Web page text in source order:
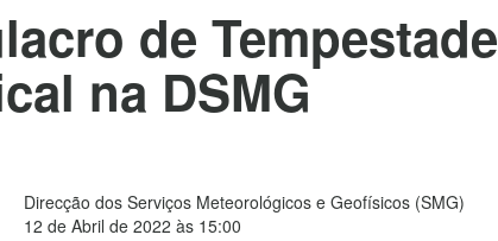
de Tempestade
na DSMG
Direcção dos Serviços Meteorológicos e Geofísicos (SMG)
12 de Abril de 2022 às 15:00